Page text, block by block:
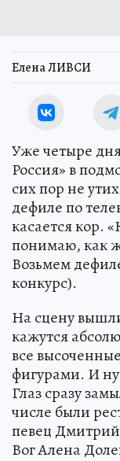
Елена ЛИВСИ
Уже четыре
Россия» в
сих пор не
дефиле по
касается кор.
понимаю, как
Возьмем
конкурс).
На сцену
кажутся
все
фигурами. И
Глаз сразу
числе были
певец
Вог Алена